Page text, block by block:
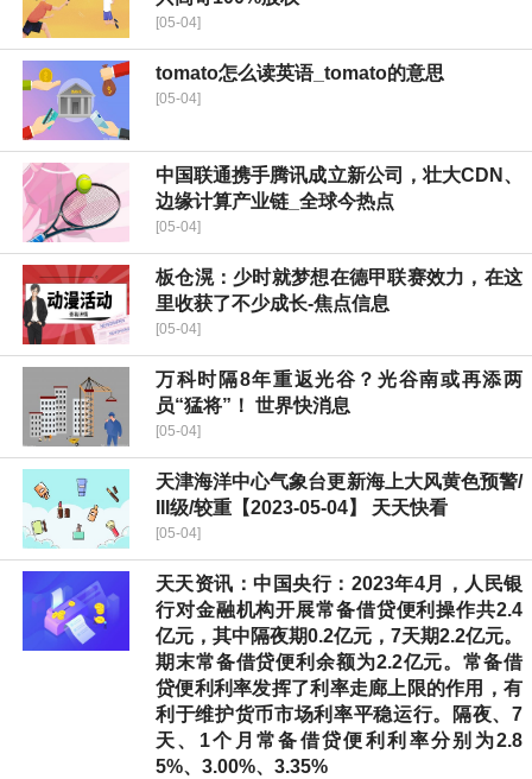
[05-04]
tomato怎么读英语_tomato的意思
[05-04]
中国联通携手腾讯成立新公司，壮大CDN、
边缘计算产业链_全球今热点
[05-04]
板仓滉：少时就梦想在德甲联赛效力，在这
里收获了不少成长-焦点信息
[05-04]
万科时隔8年重返光谷？光谷南或再添两
员“猛将”！ 世界快消息
[05-04]
天津海洋中心气象台更新海上大风黄色预警/
III级/较重【2023-05-04】 天天快看
[05-04]
天天资讯：中国央行：2023年4月，人民银
行对金融机构开展常备借贷便利操作共2.4
亿元，其中隔夜期0.2亿元，7天期2.2亿元。
期末常备借贷便利余额为2.2亿元。常备借
贷便利利率发挥了利率走廊上限的作用，有
利于维护货币市场利率平稳运行。隔夜、7
天、1个月常备借贷便利利率分别为2.8
5%、3.00%、3.35%